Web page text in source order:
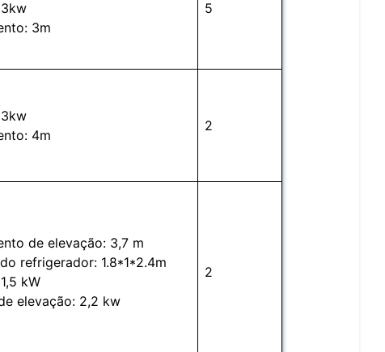
3m
5
4m
2
de elevação: 3,7 m
refrigerador: 1.8*1*2.4m
kW
elevação: 2,2 kw
2